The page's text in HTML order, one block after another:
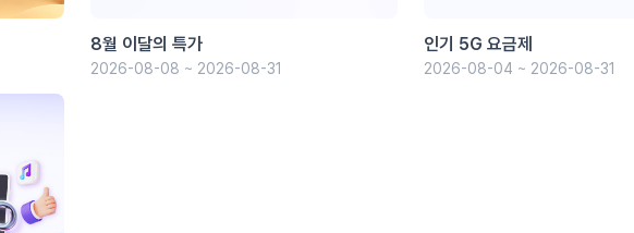
8월 이달의 특가
2026-08-08 ~ 2026-08-31
인기 5G 요금제
2026-08-04 ~ 2026-08-31